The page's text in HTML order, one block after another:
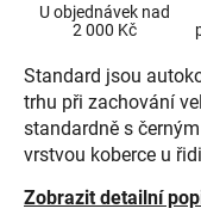
Standard jsou
trhu při zachování
standardně s
vrstvou koberce u
Zobrazit detailní
U objednávek nad
2 000 Kč